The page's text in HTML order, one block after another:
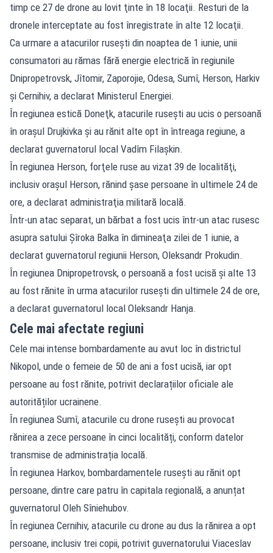
timp ce 27 de drone au lovit ţinte în 18 locaţii. Resturi de la
dronele interceptate au fost înregistrate în alte 12 locaţii.
Ca urmare a atacurilor ruseşti din noaptea de 1 iunie, unii
consumatori au rămas fără energie electrică în regiunile
Dnipropetrovsk, Jîtomir, Zaporojie, Odesa, Sumî, Herson, Harkiv
şi Cernihiv, a declarat Ministerul Energiei.
În regiunea estică Doneţk, atacurile ruseşti au ucis o persoană
în oraşul Drujkivka şi au rănit alte opt în întreaga regiune, a
declarat guvernatorul local Vadîm Filaşkin.
În regiunea Herson, forţele ruse au vizat 39 de localităţi,
inclusiv oraşul Herson, rănind şase persoane în ultimele 24 de
ore, a declarat administraţia militară locală.
Într-un atac separat, un bărbat a fost ucis într-un atac rusesc
asupra satului Şîroka Balka în dimineaţa zilei de 1 iunie, a
declarat guvernatorul regiunii Herson, Oleksandr Prokudin.
În regiunea Dnipropetrovsk, o persoană a fost ucisă şi alte 13
au fost rănite în urma atacurilor ruseşti din ultimele 24 de ore,
a declarat guvernatorul local Oleksandr Hanja.
Cele mai afectate regiuni
Cele mai intense bombardamente au avut loc în districtul
Nikopol, unde o femeie de 50 de ani a fost ucisă, iar opt
persoane au fost rănite, potrivit declarațiilor oficiale ale
autorităților ucrainene.
În regiunea Sumî, atacurile cu drone rusești au provocat
rănirea a zece persoane în cinci localități, conform datelor
transmise de administrația locală.
În regiunea Harkov, bombardamentele rusești au rănit opt
persoane, dintre care patru în capitala regională, a anunțat
guvernatorul Oleh Sîniehubov.
În regiunea Cernihiv, atacurile cu drone au dus la rănirea a opt
persoane, inclusiv trei copii, potrivit guvernatorului Viaceslav